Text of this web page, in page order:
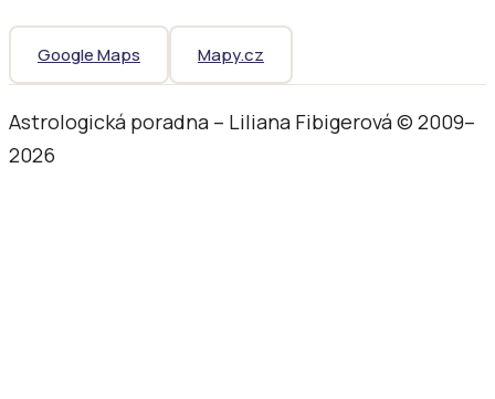
Google Maps Mapy.cz
Astrologická poradna – Liliana Fibigerová © 2009–
2026